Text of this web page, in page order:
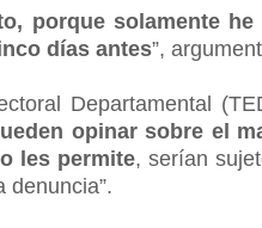
porque solamente
días antes”,
Departamental
opinar sobre el
les permite, serían
denuncia”.